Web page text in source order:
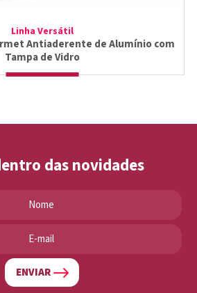
Linha Versátil
Antiaderente de Alumínio com
Tampa de Vidro
das novidades
ENVIAR